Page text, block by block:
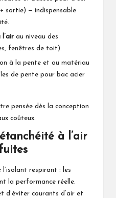
sortie) — indispensable
au niveau des
fenêtres de toit).
à la pente et au matériau
de pente pour bac acier
pensée dès la conception
coûteux.
à l’air
l’isolant respirant : les
la performance réelle.
d’éviter courants d’air et